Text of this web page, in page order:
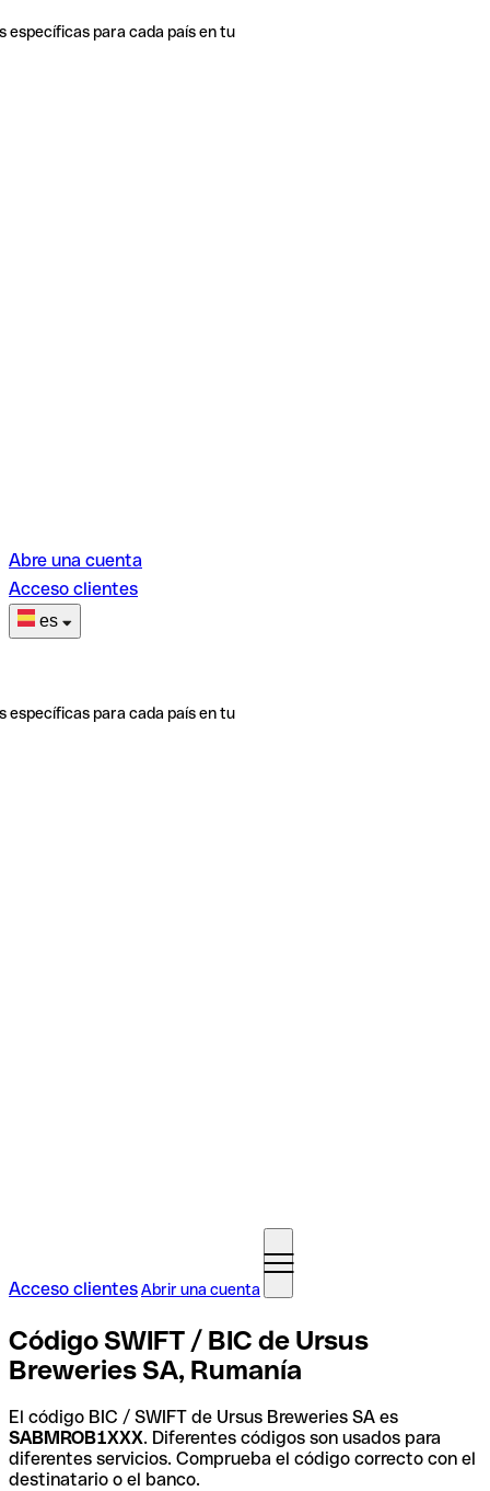
específicas para cada país en tu
Abre una cuenta
Acceso clientes
es
específicas para cada país en tu
Acceso clientesAbrir una cuenta
Código SWIFT / BIC de Ursus
Breweries SA, Rumanía
El código BIC / SWIFT de Ursus Breweries SA es
SABMROB1XXX. Diferentes códigos son usados para
diferentes servicios. Comprueba el código correcto con el
destinatario o el banco.